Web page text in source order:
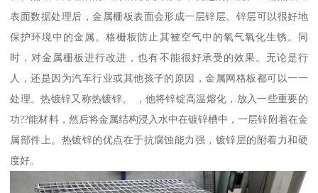
表面数据处理后，金属栅板表面会形成一层锌层。锌层可以很好地
保护环境中的金属。格栅板防止其被空气中的氧气氧化生锈。同
时，对金属栅板进行改进，也有不能很好承受的效果。无论是行
人，还是因为汽车行业或其他孩子的原因，金属网格板都可以一一
处理。热镀锌又称热镀锌。 ，他将锌锭高温熔化，放入一些重要的
功??能材料，然后将金属结构浸入水中在镀锌槽中，一层锌附着在金
属部件上。热镀锌的优点在于抗腐蚀能力强，镀锌层的附着力和硬
度好。